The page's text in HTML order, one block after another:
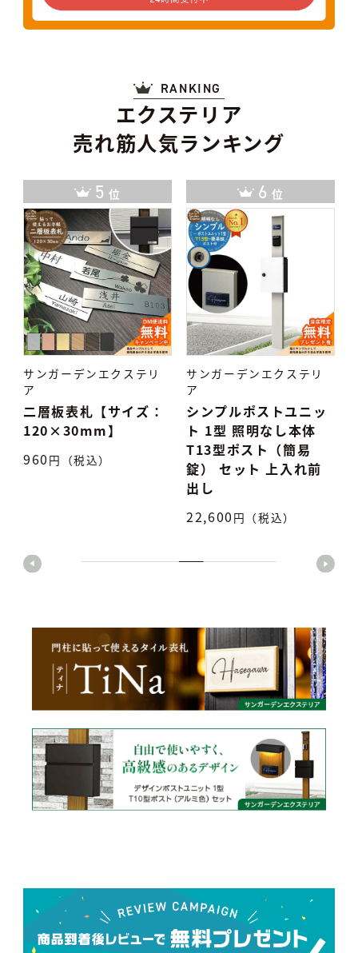
エクステリア
売れ筋人気ランキング
RANKING
6 位
サンガーデンエクステリ
ア
シンプルポストユニッ
ト 1型 照明なし本体
錠） セット 上入れ前
7 位
サンガーデンエクステリ
ア
タイル表札 TiNa ティ
ナ
7,500円（税込）